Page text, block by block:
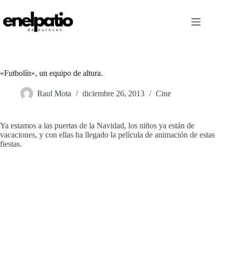
contenido
«Futbolín», un equipo de altura.
Raul Mota diciembre 26, 2013 Cine
Ya estamos a las puertas de la Navidad, los niños ya están de
vacaciones, y con ellas ha llegado la película de animación de estas
fiestas.